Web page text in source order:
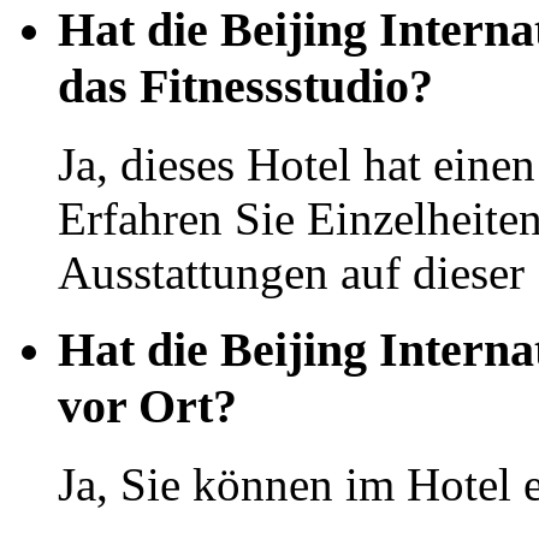
Hat die Beijing
das Fitnessstudio?
Ja, dieses Hotel hat
Erfahren Sie
Ausstattungen auf dieser
Hat die Beijing
vor Ort?
Ja, Sie können im Hotel